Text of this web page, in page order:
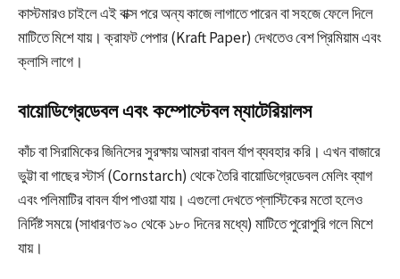
কাস্টমারও চাইলে এই বাক্স পরে অন্য কাজে লাগাতে পারেন বা সহজে ফেলে দিলে
মাটিতে মিশে যায়। ক্রাফট পেপার (Kraft Paper) দেখতেও বেশ প্রিমিয়াম এবং
ক্লাসি লাগে।
বায়োডিগ্রেডেবল এবং কম্পোস্টেবল ম্যাটেরিয়ালস
কাঁচ বা সিরামিকের জিনিসের সুরক্ষায় আমরা বাবল র্যাপ ব্যবহার করি। এখন বাজারে
ভুট্টা বা গাছের স্টার্স (Cornstarch) থেকে তৈরি বায়োডিগ্রেডেবল মেলিং ব্যাগ
এবং পলিমাটির বাবল র্যাপ পাওয়া যায়। এগুলো দেখতে প্লাস্টিকের মতো হলেও
নির্দিষ্ট সময়ে (সাধারণত ৯০ থেকে ১৮০ দিনের মধ্যে) মাটিতে পুরোপুরি গলে মিশে
যায়।